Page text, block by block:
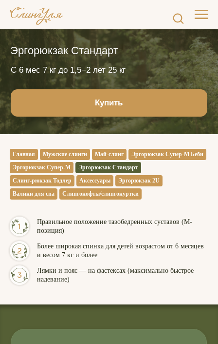
Эргорюкзак Стандарт
С 6 мес 7 кг до 1,5−2 лет 25 кг
Купить
Главная Мужские слинги Май-слинг
Эргорюкзак Супер-М Беби
Эргорюкзак Супер-М
Эргорюкзак Стандарт
Слинг-рюкзак Тодлер
Аксессуары
Эргорюкзак 2U
Валики для сна
Слингокофты/слингокуртки
Правильное положение тазобедренных суставов (М-
позиция)
Более широкая спинка для детей возрастом от 6 месяцев
и весом 7 кг и более
Лямки и пояс — на фастексах (максимально быстрое
надевание)
Интернет-магазин эргорюкзаков